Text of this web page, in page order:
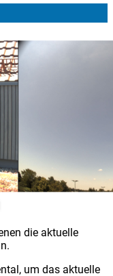
die aktuelle
um das aktuelle